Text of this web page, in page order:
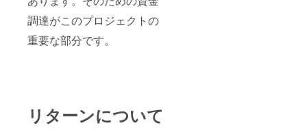
調達がこのプロジェクトの
重要な部分です。
リターンについて